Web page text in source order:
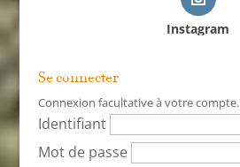
Instagram
Se connecter
Connexion facultative à votre compte.
Identifiant
Mot de passe